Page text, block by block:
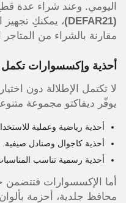
اليومي. وعند شراء عدة
(DEFAR21)
، يمكنكِ
مقارنة بالشراء من المتاجر
أحذية وإكسسوارات تكمل
لا تكتمل الإطلالة دون
يوفّر ديفاكتو مجموعة
أحذية رياضية وعملية
أحذية كاجوال وصنادل صيفية.
أحذية رسمية تناسب
أما الإكسسوارات فتتضمن
محافظ جلدية، أحزمة